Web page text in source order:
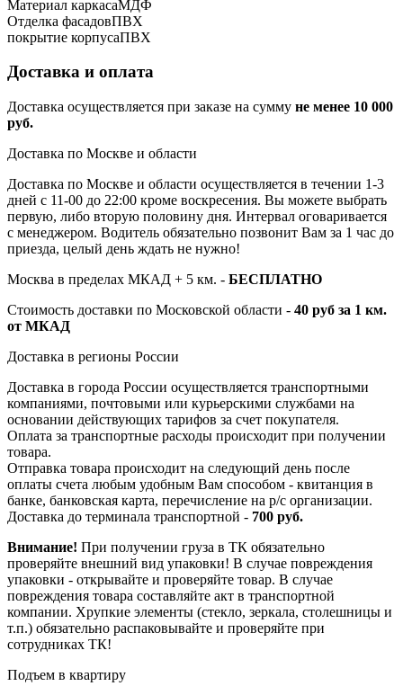
Материал каркасаМДФ
Отделка фасадовПВХ
покрытие корпусаПВХ
Доставка и оплата
Доставка осуществляется при заказе на сумму не менее 10 000
руб.
Доставка по Москве и области
Доставка по Москве и области осуществляется в течении 1-3
дней с 11-00 до 22:00 кроме воскресения. Вы можете выбрать
первую, либо вторую половину дня. Интервал оговаривается
с менеджером. Водитель обязательно позвонит Вам за 1 час до
приезда, целый день ждать не нужно!
Москва в пределах МКАД + 5 км. - БЕСПЛАТНО
Стоимость доставки по Московской области - 40 руб за 1 км.
от МКАД
Доставка в регионы России
Доставка в города России осуществляется транспортными
компаниями, почтовыми или курьерскими службами на
основании действующих тарифов за счет покупателя.
Оплата за транспортные расходы происходит при получении
товара.
Отправка товара происходит на следующий день после
оплаты счета любым удобным Вам способом - квитанция в
банке, банковская карта, перечисление на р/с организации.
Доставка до терминала транспортной - 700 руб.
Внимание! При получении груза в ТК обязательно
проверяйте внешний вид упаковки! В случае повреждения
упаковки - открывайте и проверяйте товар. В случае
повреждения товара составляйте акт в транспортной
компании. Хрупкие элементы (стекло, зеркала, столешницы и
т.п.) обязательно распаковывайте и проверяйте при
сотрудниках ТК!
Подъем в квартиру